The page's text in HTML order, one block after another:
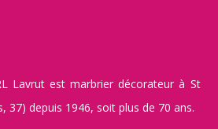
Lavrut est marbrier décorateur à St
37) depuis 1946, soit plus de 70 ans.